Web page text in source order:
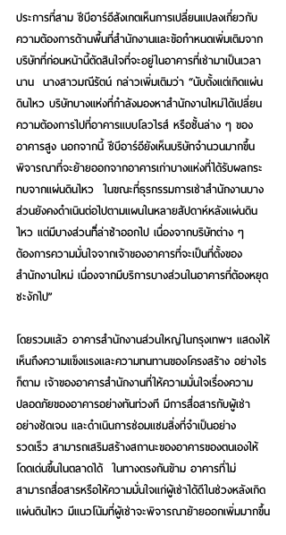
ประการที่สาม ซีบีอาร์อีสังเกตเห็นการเปลี่ยนแปลงเกี่ยวกับ
ความต้องการด้านพื้นที่สำนักงานและข้อกำหนดเพิ่มเติมจาก
บริษัทที่ก่อนหน้านี้ตัดสินใจที่จะอยู่ในอาคารที่เช่ามาเป็นเวลา
นาน  นางสาวมณีรัตน์ กล่าวเพิ่มเติมว่า “นับตั้งแต่เกิดแผ่น
ดินไหว บริษัทบางแห่งที่กำลังมองหาสำนักงานใหม่ได้เปลี่ยน
ความต้องการไปที่อาคารแบบโลวไรส์ หรือชั้นล่าง ๆ ของ
อาคารสูง นอกจากนี้ ซีบีอาร์อียังเห็นบริษัทจำนวนมากขึ้น
พิจารณาที่จะย้ายออกจากอาคารเก่าบางแห่งที่ได้รับผลกระ
ทบจากแผ่นดินไหว  ในขณะที่ธุรกรรมการเช่าสำนักงานบาง
ส่วนยังคงดำเนินต่อไปตามแผนในหลายสัปดาห์หลังแผ่นดิน
ไหว แต่มีบางส่วนที่็ล่าช้าออกไป เนื่องจากบริษัทต่าง ๆ
ต้องการความมั่นใจจากเจ้าของอาคารที่จะเป็นที่ตั้งของ
สำนักงานใหม่ เนื่องจากมีบริการบางส่วนในอาคารที่ต้องหยุด
ชะงักไป”
โดยรวมแล้ว อาคารสำนักงานส่วนใหญ่ในกรุงเทพฯ แสดงให้
เห็นถึงความแข็งแรงและความทนทานของโครงสร้าง อย่างไร
ก็ตาม เจ้าของอาคารสำนักงานที่ให้ความมั่นใจเรื่องความ
ปลอดภัยของอาคารอย่างทันท่วงที มีการสื่อสารกับผู้เช่า
อย่างชัดเจน และดำเนินการซ่อมแซมสิ่งที่จำเป็นอย่าง
รวดเร็ว สามารถเสริมสร้างสถานะของอาคารของตนเองให้
โดดเด่นขึ้นในตลาดได้  ในทางตรงกันข้าม อาคารที่ไม่
สามารถสื่อสารหรือให้ความมั่นใจแก่ผู้เช่าได้ดีในช่วงหลังเกิด
แผ่นดินไหว มีแนวโน้มที่ผู้เช่าจะพิจารณาย้ายออกเพิ่มมากขึ้น